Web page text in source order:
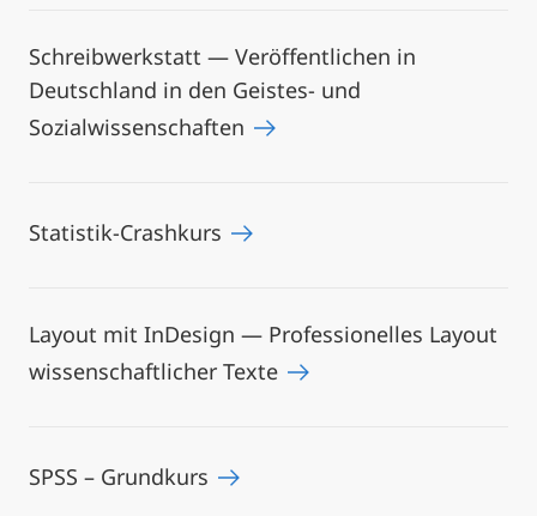
Schreibwerkstatt — Veröffentlichen in
Deutschland in den Geistes- und
Sozialwissenschaften
Statistik-Crashkurs
Layout mit InDesign — Professionelles Layout
wissenschaftlicher Texte
SPSS – Grundkurs